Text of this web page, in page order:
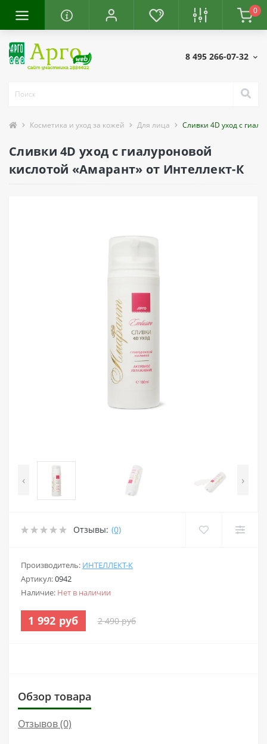
0
8 495 266-07-32
Косметика и уход за кожей Для лица Сливки 4D уход с
Сливки 4D уход с гиалуроновой
кислотой «Амарант» от Интеллект-К
‹ ›
Отзывы: (0)
Производитель: ИНТЕЛЛЕКТ-К
Артикул:0942
Наличие: Нет в наличии
1 992 руб 2 490 руб
Обзор товара
Отзывов (0)